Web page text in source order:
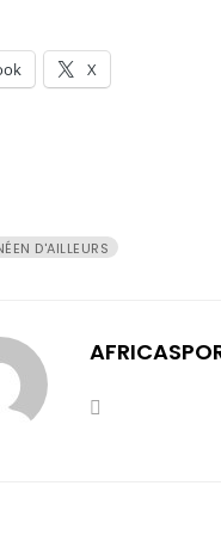
X
D'AILLEURS